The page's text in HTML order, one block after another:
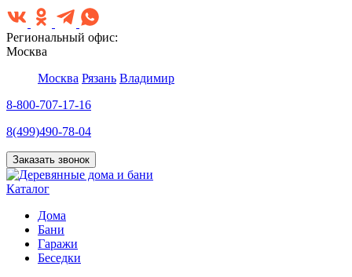
Региональный офис:
Москва
Москва Рязань Владимир
8-800-707-17-16
8(499)490-78-04
Заказать звонок
Каталог
Дома
Бани
Гаражи
Беседки